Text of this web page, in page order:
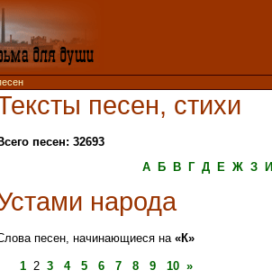
песен, стихи
песен: 32693
А
Б В Г Д Е Ж З И
народа
песен, начинающиеся на «К»
1 2 3 4 5 6 7 8 9 10 »